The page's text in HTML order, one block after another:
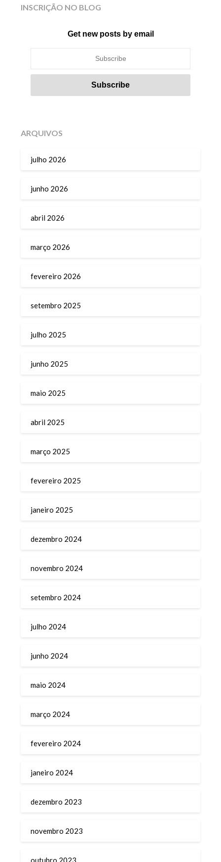
INSCRIÇÃO NO BLOG
Get new posts by email
ARQUIVOS
julho 2026
junho 2026
abril 2026
março 2026
fevereiro 2026
setembro 2025
julho 2025
junho 2025
maio 2025
abril 2025
março 2025
fevereiro 2025
janeiro 2025
dezembro 2024
novembro 2024
setembro 2024
julho 2024
junho 2024
maio 2024
março 2024
fevereiro 2024
janeiro 2024
dezembro 2023
novembro 2023
outubro 2023